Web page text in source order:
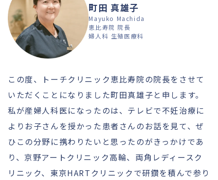
Mayuko Machida
町田 真雄子
婦人科 生殖医療科
恵比寿院 院長
この度、トーチクリニック恵比寿院の院長をさせて
いただくことになりました町田真雄子と申します。
私が産婦人科医になったのは、テレビで不妊治療に
よりお子さんを授かった患者さんのお話を見て、ぜ
ひこの分野に携わりたいと思ったのがきっかけであ
り、京野アートクリニック高輪、両角レディースク
リニック、東京HARTクリニックで研鑽を積んで参り